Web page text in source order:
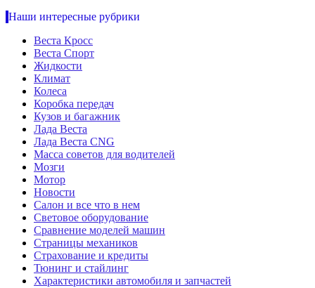
Наши интересные рубрики
Веста Кросс
Веста Спорт
Жидкости
Климат
Колеса
Коробка передач
Кузов и багажник
Лада Веста
Лада Веста CNG
Масса советов для водителей
Мозги
Мотор
Новости
Салон и все что в нем
Световое оборудование
Сравнение моделей машин
Страницы механиков
Страхование и кредиты
Тюнинг и стайлинг
Характеристики автомобиля и запчастей